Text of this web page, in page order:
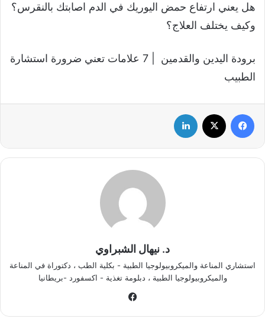
هل يعني ارتفاع حمض اليوريك في الدم اصابتك بالنقرس؟
وكيف يختلف العلاج؟
برودة اليدين والقدمين | 7 علامات تعني ضرورة استشارة
الطبيب
د. نيهال الشبراوي
استشاري المناعة والميكروبيولوجيا الطبية - بكلية الطب ، دكتوراة في المناعة
والميكروبيولوجيا الطبية ، دبلومة تغذية - اكسفورد -بريطانيا